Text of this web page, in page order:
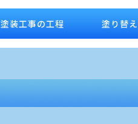
塗装工事の工程 塗り替